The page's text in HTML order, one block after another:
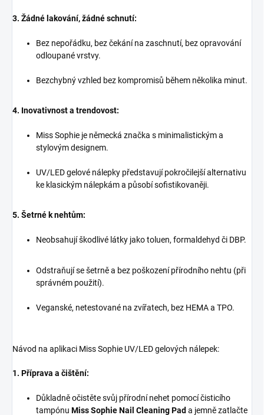
3. Žádné lakování, žádné schnutí:
Bez nepořádku, bez čekání na zaschnutí, bez opravování
odloupané vrstvy.
Bezchybný vzhled bez kompromisů během několika minut.
4. Inovativnost a trendovost:
Miss Sophie je německá značka s minimalistickým a
stylovým designem.
UV/LED gelové nálepky představují pokročilejší alternativu
ke klasickým nálepkám a působí sofistikovaněji.
5. Šetrné k nehtům:
Neobsahují škodlivé látky jako toluen, formaldehyd či DBP.
Odstraňují se šetrně a bez poškození přírodního nehtu (při
správném použití).
Veganské, netestované na zvířatech, bez HEMA a TPO.
Návod na aplikaci Miss Sophie UV/LED gelových nálepek:
1. Příprava a čištění:
Důkladně očistěte svůj přírodní nehet pomocí čisticího
tampónu Miss Sophie Nail Cleaning Pad a jemně zatlačte